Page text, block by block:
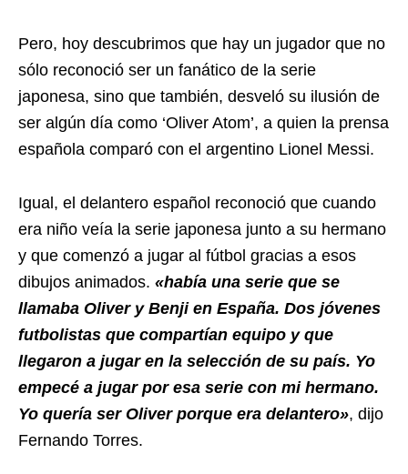
Pero, hoy descubrimos que hay un jugador que no
sólo reconoció ser un fanático de la serie
japonesa, sino que también, desveló su ilusión de
ser algún día como ‘Oliver Atom’, a quien la prensa
española comparó con el argentino Lionel Messi.
Igual, el delantero español reconoció que cuando
era niño veía la serie japonesa junto a su hermano
y que comenzó a jugar al fútbol gracias a esos
dibujos animados. «había una serie que se
llamaba Oliver y Benji en España. Dos jóvenes
futbolistas que compartían equipo y que
llegaron a jugar en la selección de su país. Yo
empecé a jugar por esa serie con mi hermano.
Yo quería ser Oliver porque era delantero», dijo
Fernando Torres.